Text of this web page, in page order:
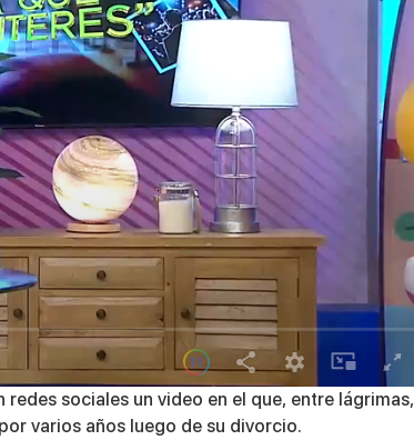
sociales un video en el que, entre lágrimas,
varios años luego de su divorcio.